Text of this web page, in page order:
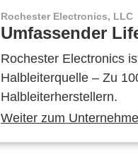
Rochester Electronics, LLC
Umfassender
Rochester Electronics
Halbleiterquelle – Zu
Halbleiterherstellern.
Weiter zum